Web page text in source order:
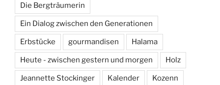
Die Bergträumerin
Ein Dialog zwischen den Generationen
Erbstücke gourmandisen Halama
Heute - zwischen gestern und morgen Holz
Jeannette Stockinger Kalender Kozenn